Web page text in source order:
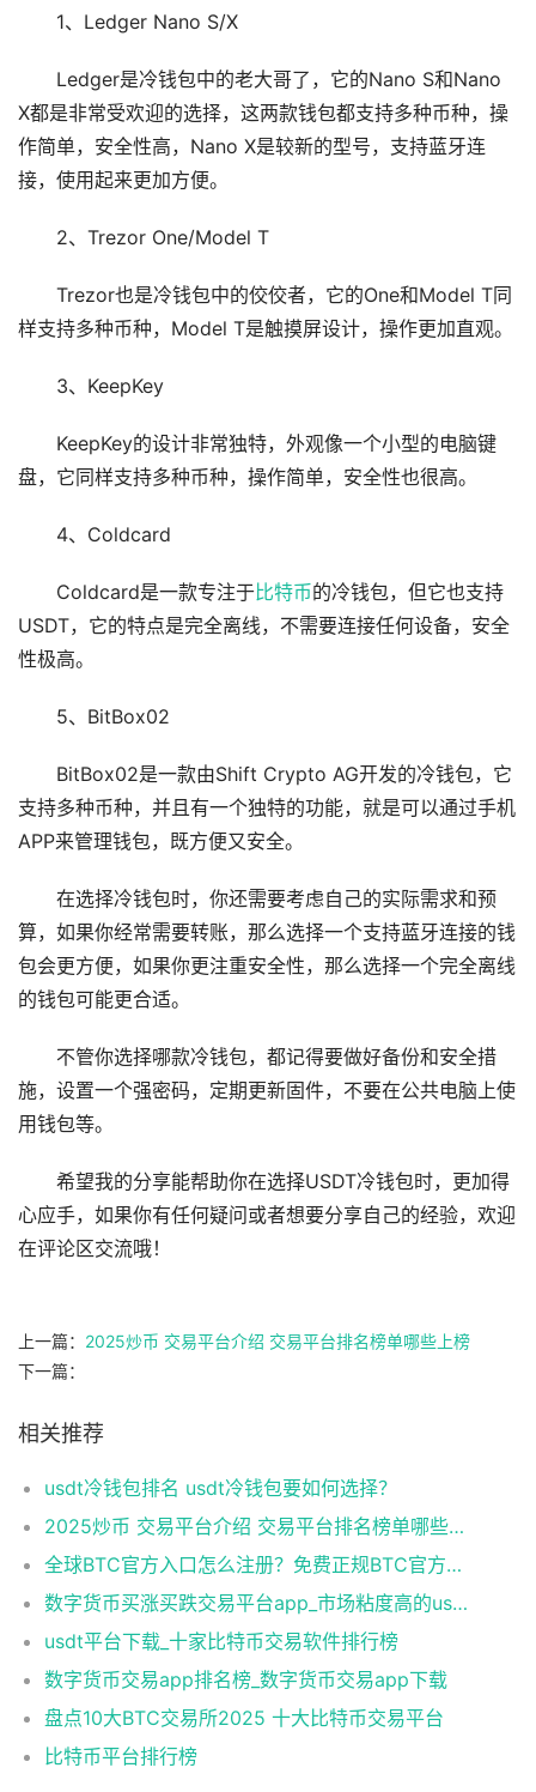
1、Ledger Nano S/X
Ledger是冷钱包中的老大哥了，它的Nano S和Nano
X都是非常受欢迎的选择，这两款钱包都支持多种币种，操
作简单，安全性高，Nano X是较新的型号，支持蓝牙连
接，使用起来更加方便。
2、Trezor One/Model T
Trezor也是冷钱包中的佼佼者，它的One和Model T同
样支持多种币种，Model T是触摸屏设计，操作更加直观。
3、KeepKey
KeepKey的设计非常独特，外观像一个小型的电脑键
盘，它同样支持多种币种，操作简单，安全性也很高。
4、Coldcard
Coldcard是一款专注于比特币的冷钱包，但它也支持
USDT，它的特点是完全离线，不需要连接任何设备，安全
性极高。
5、BitBox02
BitBox02是一款由Shift Crypto AG开发的冷钱包，它
支持多种币种，并且有一个独特的功能，就是可以通过手机
APP来管理钱包，既方便又安全。
在选择冷钱包时，你还需要考虑自己的实际需求和预
算，如果你经常需要转账，那么选择一个支持蓝牙连接的钱
包会更方便，如果你更注重安全性，那么选择一个完全离线
的钱包可能更合适。
不管你选择哪款冷钱包，都记得要做好备份和安全措
施，设置一个强密码，定期更新固件，不要在公共电脑上使
用钱包等。
希望我的分享能帮助你在选择USDT冷钱包时，更加得
心应手，如果你有任何疑问或者想要分享自己的经验，欢迎
在评论区交流哦！
上一篇： 2025炒币 交易平台介绍 交易平台排名榜单哪些上榜
下一篇：
相关推荐
usdt冷钱包排名 usdt冷钱包要如何选择？
2025炒币 交易平台介绍 交易平台排名榜单哪些上榜
全球BTC官方入口怎么注册？免费正规BTC官方入口榜单一览
数字货币买涨买跌交易平台app_市场粘度高的usdt交易所榜单一览
usdt平台下载_十家比特币交易软件排行榜
数字货币交易app排名榜_数字货币交易app下载
盘点10大BTC交易所2025 十大比特币交易平台
比特币平台排行榜